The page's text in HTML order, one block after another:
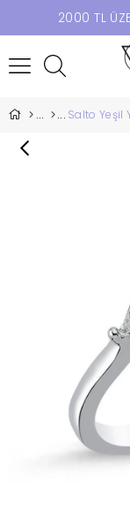
2000 TL
Salto Yeşil